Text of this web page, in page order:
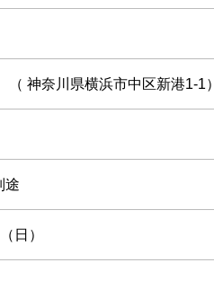
神奈川県横浜市中区新港1-1）
途
日）